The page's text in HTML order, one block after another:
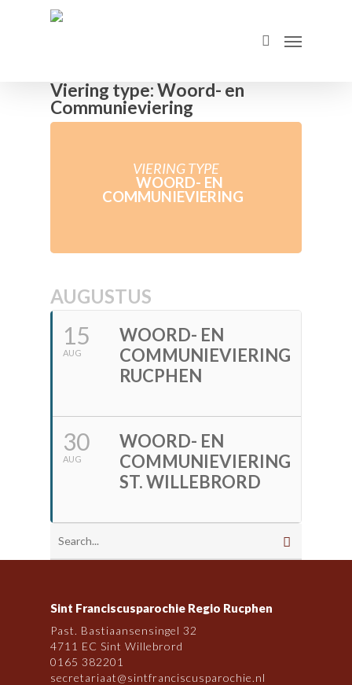
search
Menu
Viering type: Woord- en
Communieviering
VIERING TYPE
WOORD- EN
COMMUNIEVIERING
AUGUSTUS
15
AUG
WOORD- EN
COMMUNIEVIERING
RUCPHEN
30
AUG
WOORD- EN
COMMUNIEVIERING
ST. WILLEBRORD
Sint Franciscusparochie Regio Rucphen
Past. Bastiaansensingel 32
4711 EC Sint Willebrord
0165 382201
secretariaat@sintfranciscusparochie.nl